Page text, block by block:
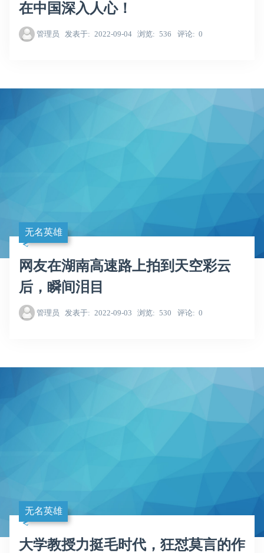
在中国深入人心！
管理员 发表于 2022-09-04 浏览 536 评论 0
无名英雄
网友在湖南高速路上拍到天空彩云
后，瞬间泪目
管理员 发表于 2022-09-03 浏览 530 评论 0
无名英雄
大学教授力挺毛时代，狂怼莫言的作